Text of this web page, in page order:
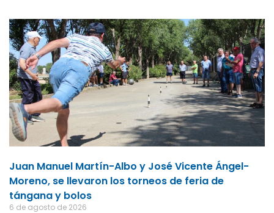
Juan Manuel Martín-Albo y José Vicente Ángel-
Moreno, se llevaron los torneos de feria de
tángana y bolos
6 de agosto de 2026